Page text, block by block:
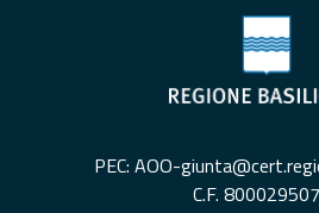
PEC: AOO-
C.F.